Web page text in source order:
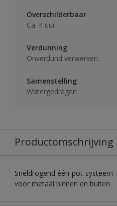
Overschilderbaar
Ca. 4 uur
Verdunning
Onverdund verwerken.
Samenstelling
Watergedragen
Productomschrijving
Sneldrogend één-pot-systeem
voor metaal binnen en buiten